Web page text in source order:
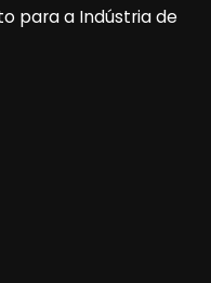
para a Indústria de